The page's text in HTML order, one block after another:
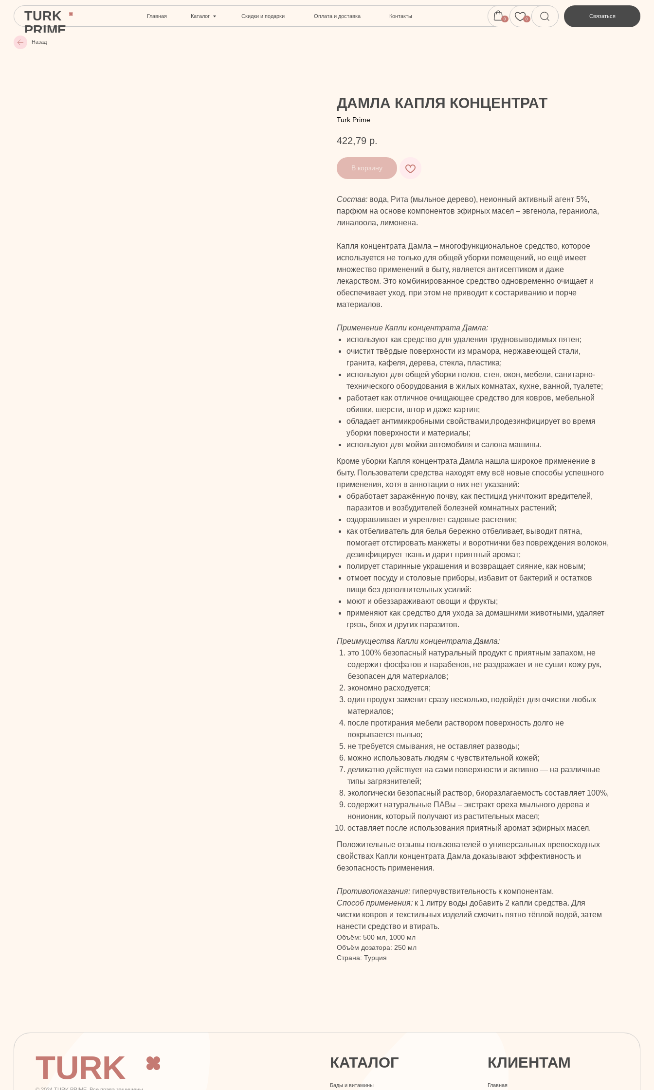
TURK
PRIME
Связаться
Главная Оплата и доставка Контакты
Скидки и подарки
ДАМЛА КАПЛЯ КОНЦЕНТРАТ
Turk Prime
422,79 р.
В корзину
Состав: вода, Рита (мыльное дерево), неионный активный агент 5%,
парфюм на основе компонентов эфирных масел – эвгенола, гераниола,
линалоола, лимонена.
Капля концентрата Дамла – многофункциональное средство, которое
используется не только для общей уборки помещений, но ещё имеет
множество применений в быту, является антисептиком и даже
лекарством. Это комбинированное средство одновременно очищает и
обеспечивает уход, при этом не приводит к состариванию и порче
материалов.
Применение Капли концентрата Дамла:
используют как средство для удаления трудновыводимых пятен;
очистит твёрдые поверхности из мрамора, нержавеющей стали,
гранита, кафеля, дерева, стекла, пластика;
используют для общей уборки полов, стен, окон, мебели, санитарно-
технического оборудования в жилых комнатах, кухне, ванной, туалете;
работает как отличное очищающее средство для ковров, мебельной
обивки, шерсти, штор и даже картин;
обладает антимикробными свойствами,продезинфицирует во время
уборки поверхности и материалы;
используют для мойки автомобиля и салона машины.
Кроме уборки Капля концентрата Дамла нашла широкое применение в
быту. Пользователи средства находят ему всё новые способы успешного
применения, хотя в аннотации о них нет указаний:
обработает заражённую почву, как пестицид уничтожит вредителей,
паразитов и возбудителей болезней комнатных растений;
оздоравливает и укрепляет садовые растения;
как отбеливатель для белья бережно отбеливает, выводит пятна,
помогает отстировать манжеты и воротнички без повреждения волокон,
дезинфицирует ткань и дарит приятный аромат;
полирует старинные украшения и возвращает сияние, как новым;
отмоет посуду и столовые приборы, избавит от бактерий и остатков
пищи без дополнительных усилий:
моют и обеззараживают овощи и фрукты;
применяют как средство для ухода за домашними животными, удаляет
грязь, блох и других паразитов.
Преимущества Капли концентрата Дамла:
это 100% безопасный натуральный продукт с приятным запахом, не
содержит фосфатов и парабенов, не раздражает и не сушит кожу рук,
безопасен для материалов;
экономно расходуется;
один продукт заменит сразу несколько, подойдёт для очистки любых
материалов;
после протирания мебели раствором поверхность долго не
покрывается пылью;
не требуется смывания, не оставляет разводы;
можно использовать людям с чувствительной кожей;
деликатно действует на сами поверхности и активно — на различные
типы загрязнителей;
экологически безопасный раствор, биоразлагаемость составляет 100%,
содержит натуральные ПАВы – экстракт ореха мыльного дерева и
нонионик, который получают из растительных масел;
оставляет после использования приятный аромат эфирных масел.
Положительные отзывы пользователей о универсальных превосходных
свойствах Капли концентрата Дамла доказывают эффективность и
безопасность применения.
Противопоказания: гиперчувствительность к компонентам.
Способ применения: к 1 литру воды добавить 2 капли средства. Для
чистки ковров и текстильных изделий смочить пятно тёплой водой, затем
нанести средство и втирать.
Объём: 500 мл, 1000 мл
Объём дозатора: 250 мл
Страна: Турция
Турецкий текстиль
КАТАЛОГ
ДОКУМЕНТЫ
Заявка на звонок